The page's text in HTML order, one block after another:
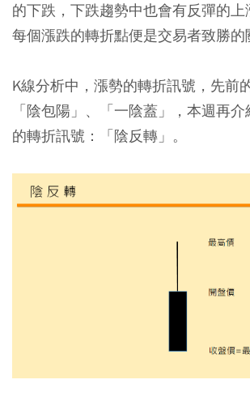
的下跌，下跌趨勢中也會有反彈的
每個漲跌的轉折點便是交易者致勝的
K線分析中，漲勢的轉折訊號，先前
「陰包陽」、「一陰蓋」，本週再
的轉折訊號：「陰反轉」。